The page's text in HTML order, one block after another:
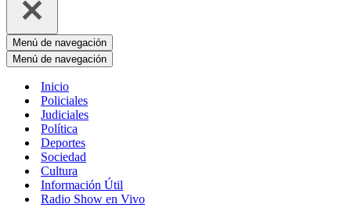
Menú de navegación
Menú de navegación
Inicio
Policiales
Judiciales
Política
Deportes
Sociedad
Cultura
Información Útil
Radio Show en Vivo